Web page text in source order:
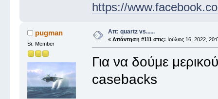
https://
pugman
Sr. Member
Απ: quartz vs......
« Απάντηση #111 στις: Ιούλιος 16, 2022,
Για να δούμε
casebacks